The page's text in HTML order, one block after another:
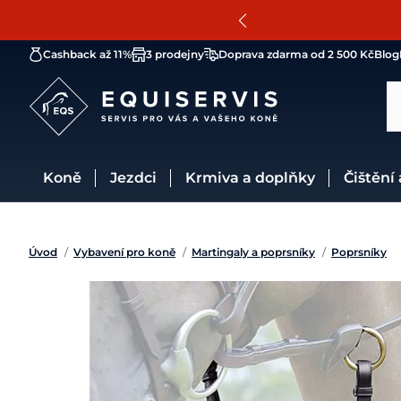
Cashback až 11% 3 prodejny Doprava zdarma od 2 500 KčBlog
Koně Jezdci Krmiva a doplňky
Úvod / Vybavení pro koně / Martingaly a poprsníky / Poprsníky